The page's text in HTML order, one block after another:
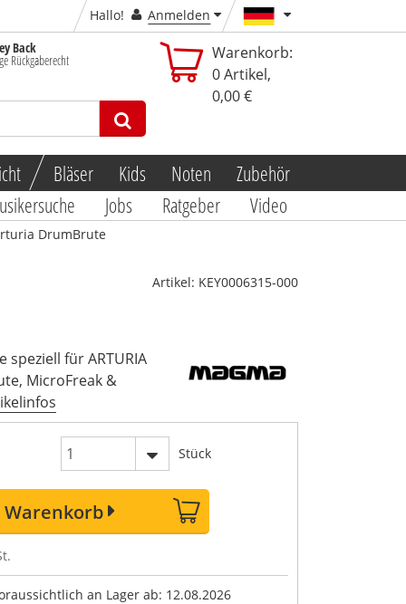
Hallo!
Anmelden
Back
Rückgaberecht
Warenkorb:
0 Artikel,
0,00 €
Bläser Kids Noten
Zubehör
Jobs Ratgeber Video
DrumBrute
Artikel: KEY0006315-000
speziell für ARTURIA
MicroFreak &
Stück
an Lager ab: 12.08.2026